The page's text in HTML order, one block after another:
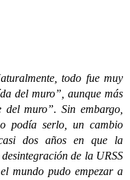
todo fue muy
del muro”, aunque más
muro”. Sin embargo,
podía serlo, un cambio
dos años en que la
de la URSS
mundo pudo empezar a